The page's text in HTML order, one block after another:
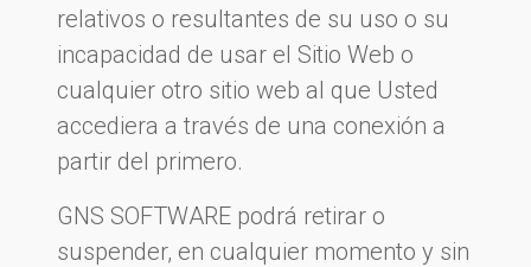
relativos o resultantes de su uso o su
incapacidad de usar el Sitio Web o
cualquier otro sitio web al que Usted
accediera a través de una conexión a
partir del primero.
GNS SOFTWARE podrá retirar o
suspender, en cualquier momento y sin